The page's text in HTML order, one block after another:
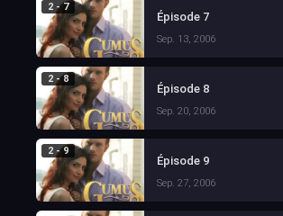
2 - 7
Épisode 7
Sep. 13, 2006
2 - 8
Épisode 8
Sep. 20, 2006
2 - 9
Épisode 9
Sep. 27, 2006